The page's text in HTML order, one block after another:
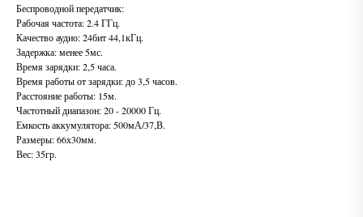
Беспроводной передатчик:
Рабочая частота: 2.4 ГГц.
Качество аудио: 24бит 44,1кГц.
Задержка: менее 5мс.
Время зарядки: 2,5 часа.
Время работы от зарядки: до 3,5 часов.
Расстояние работы: 15м.
Частотный диапазон: 20 - 20000 Гц.
Емкость аккумулятора: 500мА/37,В.
Размеры: 66х30мм.
Вес: 35гр.